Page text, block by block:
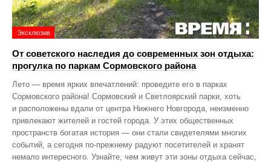
Эксклюзив
От советского наследия до современных зон отдыха:
прогулка по паркам Сормовского района
Лето — время ярких впечатлений: проведите его в парках
Сормовского района! Сормовский и Светлоярский парки, хоть
и расположены вдали от центра Нижнего Новгорода, неизменно
привлекают жителей и гостей города. У этих общественных
пространств богатая история — они стали свидетелями многих
событий, а сегодня по‑прежнему радуют посетителей и хранят
немало интересного. Узнайте, чем живут эти зоны отдыха сейчас,